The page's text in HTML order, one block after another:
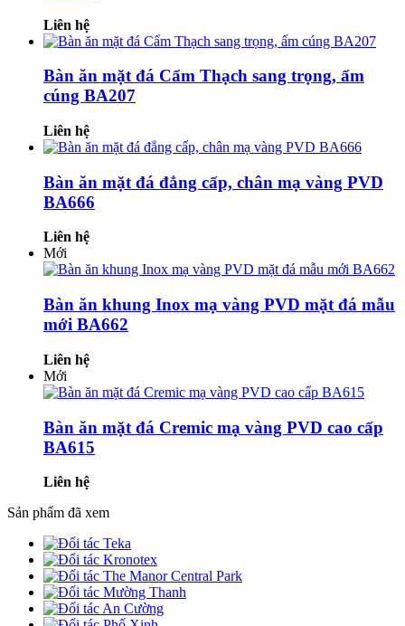
Liên hệ
Bàn ăn mặt đá Cẩm Thạch sang trọng, ấm
cúng BA207
Liên hệ
Bàn ăn mặt đá đẳng cấp, chân mạ vàng PVD
BA666
Liên hệ
Mới
Bàn ăn khung Inox mạ vàng PVD mặt đá mẫu
mới BA662
Liên hệ
Mới
Bàn ăn mặt đá Cremic mạ vàng PVD cao cấp
BA615
Liên hệ
Sản phẩm đã xem